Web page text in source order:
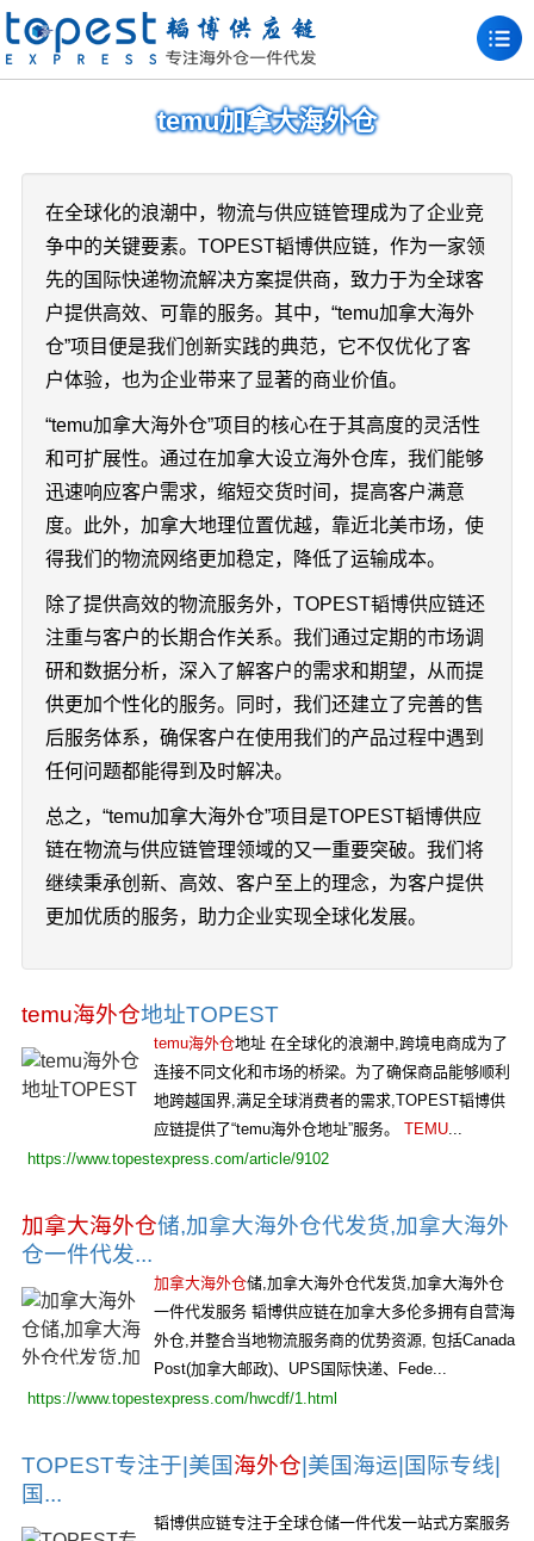
temu加拿大海外仓
在全球化的浪潮中，物流与供应链管理成为了企业竞
争中的关键要素。TOPEST韬博供应链，作为一家领
先的国际快递物流解决方案提供商，致力于为全球客
户提供高效、可靠的服务。其中，“temu加拿大海外
仓”项目便是我们创新实践的典范，它不仅优化了客
户体验，也为企业带来了显著的商业价值。
“temu加拿大海外仓”项目的核心在于其高度的灵活性
和可扩展性。通过在加拿大设立海外仓库，我们能够
迅速响应客户需求，缩短交货时间，提高客户满意
度。此外，加拿大地理位置优越，靠近北美市场，使
得我们的物流网络更加稳定，降低了运输成本。
除了提供高效的物流服务外，TOPEST韬博供应链还
注重与客户的长期合作关系。我们通过定期的市场调
研和数据分析，深入了解客户的需求和期望，从而提
供更加个性化的服务。同时，我们还建立了完善的售
后服务体系，确保客户在使用我们的产品过程中遇到
任何问题都能得到及时解决。
总之，“temu加拿大海外仓”项目是TOPEST韬博供应
链在物流与供应链管理领域的又一重要突破。我们将
继续秉承创新、高效、客户至上的理念，为客户提供
更加优质的服务，助力企业实现全球化发展。
temu海外仓地址TOPEST
temu海外仓地址 在全球化的浪潮中,跨境电商成为了
连接不同文化和市场的桥梁。为了确保商品能够顺利
地跨越国界,满足全球消费者的需求,TOPEST韬博供
应链提供了“temu海外仓地址”服务。 TEMU...
https://www.topestexpress.com/article/9102
加拿大海外仓储,加拿大海外仓代发货,加拿大海外
仓一件代发...
加拿大海外仓储,加拿大海外仓代发货,加拿大海外仓
一件代发服务 韬博供应链在加拿大多伦多拥有自营海
外仓,并整合当地物流服务商的优势资源, 包括Canada
Post(加拿大邮政)、UPS国际快递、Fede...
https://www.topestexpress.com/hwcdf/1.html
TOPEST专注于|美国海外仓 |美国海运|国际专线|
国...
韬博供应链专注于全球仓储一件代发一站式方案服务